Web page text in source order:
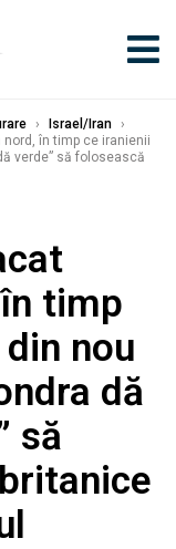
› Israel/Iran ›
în timp ce iranienii
verde” să folosească
timp
nou
dă
să